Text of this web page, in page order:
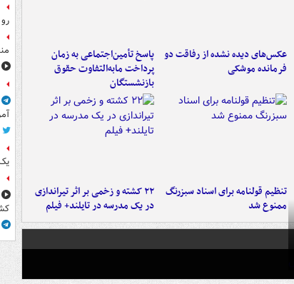
عکس‌های دیده نشده از رفاقت دو
فرمانده‌ موشکی
پاسخ تأمین‌اجتماعی به زمان
پرداخت مابه‌التفاوت حقوق
بازنشستگان
تنظیم قولنامه برای اسناد سبزرنگ
ممنوع شد
۲۲ کشته و زخمی بر اثر تیراندازی
در یک مدرسه در تایلند+ فیلم